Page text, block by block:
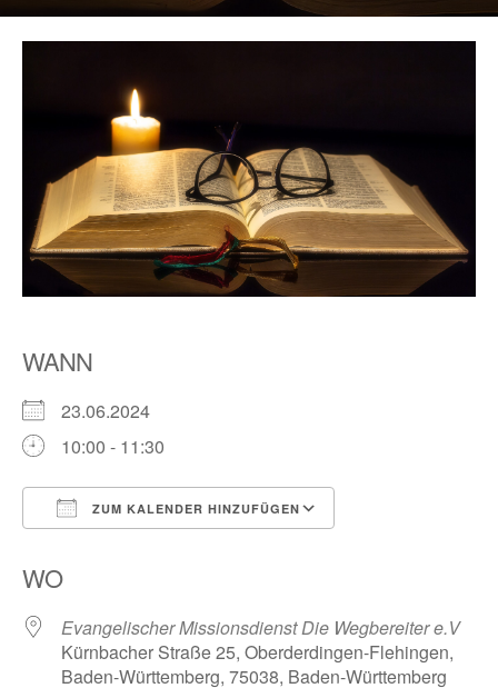
WANN
23.06.2024
10:00 - 11:30
ZUM KALENDER HINZUFÜGEN
WO
Evangelischer Missionsdienst Die Wegbereiter e.V
Kürnbacher Straße 25, Oberderdingen-Flehingen,
Baden-Württemberg, 75038, Baden-Württemberg